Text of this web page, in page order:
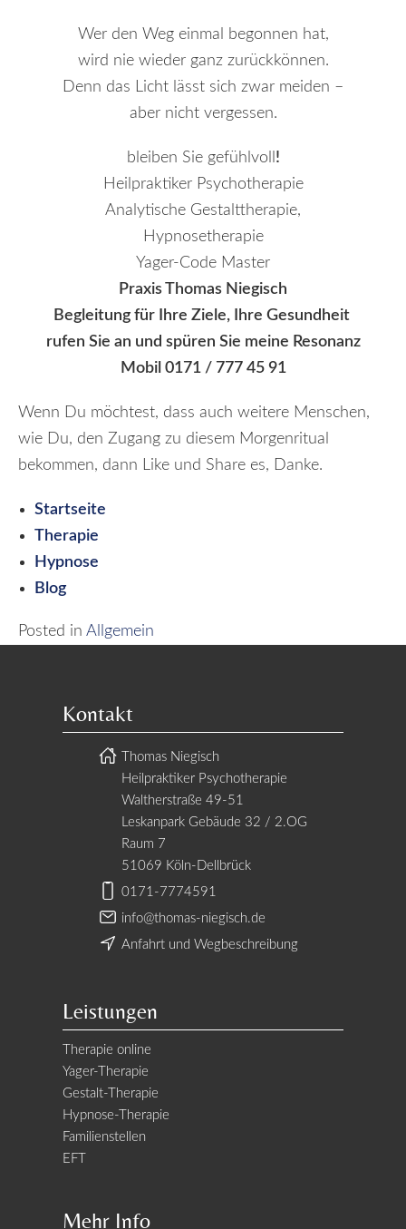
Wer den Weg einmal begonnen hat,
wird nie wieder ganz zurückkönnen.
Denn das Licht lässt sich zwar meiden –
aber nicht vergessen.
bleiben Sie gefühlvoll !
Heilpraktiker Psychotherapie
Analytische Gestalttherapie,
Hypnosetherapie
Yager-Code Master
Praxis Thomas Niegisch
Begleitung für Ihre Ziele, Ihre Gesundheit
rufen Sie an und spüren Sie meine Resonanz
Mobil 0171 / 777 45 91
Wenn Du möchtest, dass auch weitere Menschen,
wie Du, den Zugang zu diesem Morgenritual
bekommen, dann Like und Share es, Danke.
Startseite
Therapie
Hypnose
Blog
Posted in Allgemein
Kontakt
Thomas Niegisch
Heilpraktiker Psychotherapie
Waltherstraße 49-51
Leskanpark Gebäude 32 / 2.OG
Raum 7
51069 Köln-Dellbrück
0171-7774591
info@thomas-niegisch.de
Anfahrt und Wegbeschreibung
Leistungen
Therapie online
Yager-Therapie
Gestalt-Therapie
Hypnose-Therapie
Familienstellen
EFT
Mehr Info